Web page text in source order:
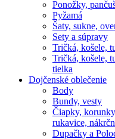
Ponožky,
Pyžamá
Šaty, sukne,
Sety a súpravy
Tričká, košele,
Tričká, košele,
tielka
Dojčenské oblečenie
Body
Bundy, vesty
Čiapky,
rukavice,
Dupačky a